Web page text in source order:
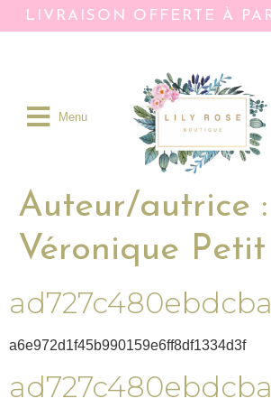
LIVRAISON OFFERTE À
Menu
Auteur/autrice :
Véronique Petit
a6e972d1f45b990159e6ff8df1334d3f